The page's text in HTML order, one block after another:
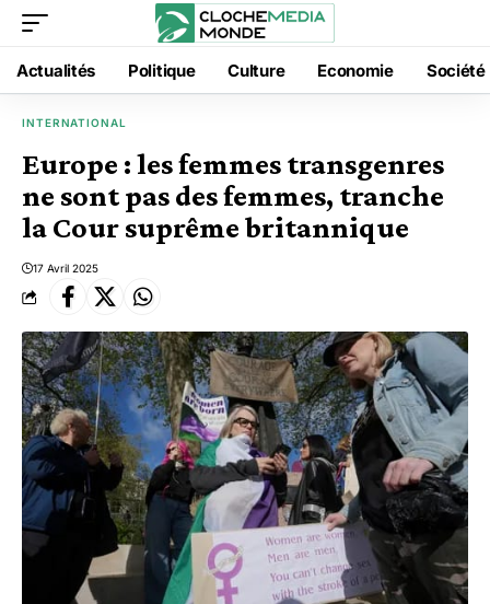
Actualités Politique Culture Economie Société
INTERNATIONAL
Europe : les femmes transgenres
ne sont pas des femmes, tranche
la Cour suprême britannique
17 Avril 2025